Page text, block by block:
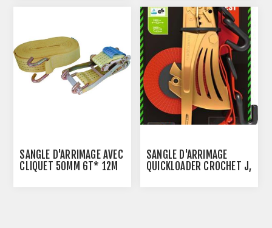
SANGLE D'ARRIMAGE AVEC
CLIQUET 50MM 6T* 12M
SANGLE D'ARRIMAGE
QUICKLOADER CROCHET J,